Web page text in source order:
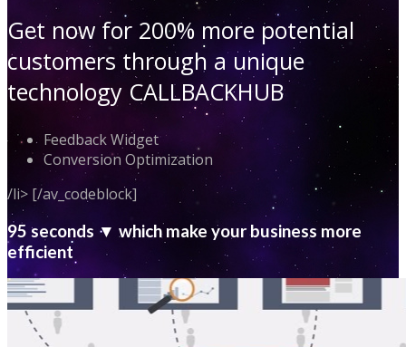
Get now for 200% more potential
customers through a unique
technology CALLBACKHUB
Feedback Widget
Conversion Optimization
/li> [/av_codeblock]
95 seconds ▼ which make your business more
efficient